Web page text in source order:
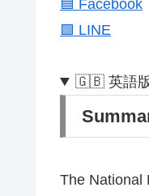
🟦 Facebook
🟩 LINE
🇬🇧 英語
The National